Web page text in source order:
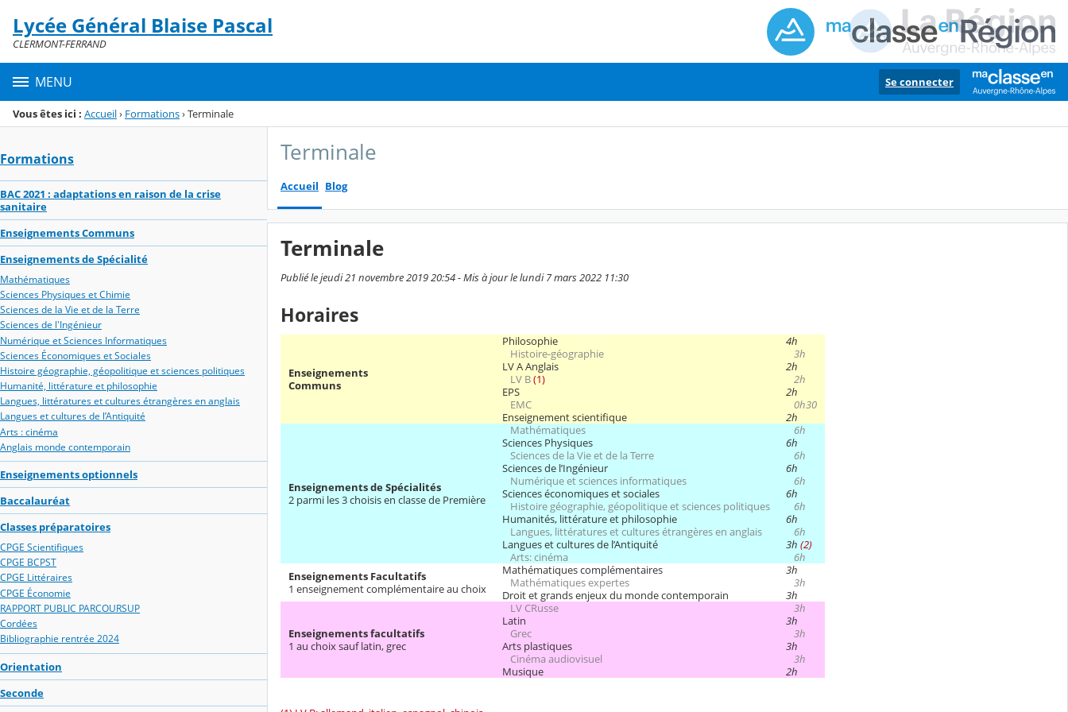
Menu de la rubrique
Contenu
Lycée Général Blaise Pascal
CLERMONT-FERRAND
MENU Se connecter
Vous êtes ici : Accueil› Formations›Terminale
Formations
BAC 2021 : adaptations en raison de la crise
sanitaire
Enseignements Communs
Enseignements de Spécialité
Mathématiques
Sciences Physiques et Chimie
Sciences de la Vie et de la Terre
Sciences de l'Ingénieur
Numérique et Sciences Informatiques
Sciences Économiques et Sociales
Histoire géographie, géopolitique et sciences politiques
Humanité, littérature et philosophie
Langues, littératures et cultures étrangères en anglais
Langues et cultures de l’Antiquité
Arts : cinéma
Anglais monde contemporain
Enseignements optionnels
Baccalauréat
Classes préparatoires
CPGE Scientifiques
CPGE BCPST
CPGE Littéraires
CPGE Économie
RAPPORT PUBLIC PARCOURSUP
Cordées
Bibliographie rentrée 2024
Orientation
Seconde
Terminale
Accueil Blog
Terminale
Publié le jeudi 21 novembre 2019 20:54 - Mis à jour le lundi 7 mars 2022 11:30
Horaires
Enseignements
Communs
Philosophie
4h
Histoire-géographie
3h
LV A Anglais
2h
LV B(1)
2h
EPS
2h
EMC
0h30
Enseignement scientifique
2h
Enseignements de Spécialités
2 parmi les 3 choisis en classe de Première
Mathématiques
6h
Sciences Physiques
6h
Sciences de la Vie et de la Terre
6h
Sciences de l’Ingénieur
6h
Numérique et sciences informatiques
6h
Sciences économiques et sociales
6h
Histoire géographie, géopolitique et sciences politiques
6h
Humanités, littérature et philosophie
6h
Langues, littératures et cultures étrangères en anglais
6h
Langues et cultures de l’Antiquité
3h (2)
Arts: cinéma
6h
Enseignements Facultatifs
1 enseignement complémentaire au choix
Mathématiques complémentaires
3h
Mathématiques expertes
3h
Droit et grands enjeux du monde contemporain
3h
Enseignements facultatifs
1 au choix sauf latin, grec
LV CRusse
3h
Latin
3h
Grec
3h
Arts plastiques
3h
Cinéma audiovisuel
3h
Musique
2h